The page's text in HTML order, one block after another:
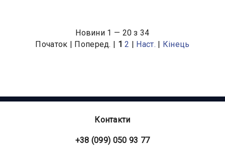
Новини 1 — 20 з 34
Початок | Поперед. | 1 2 | Наст. | Кінець
Контакти
+38 (099) 050 93 77